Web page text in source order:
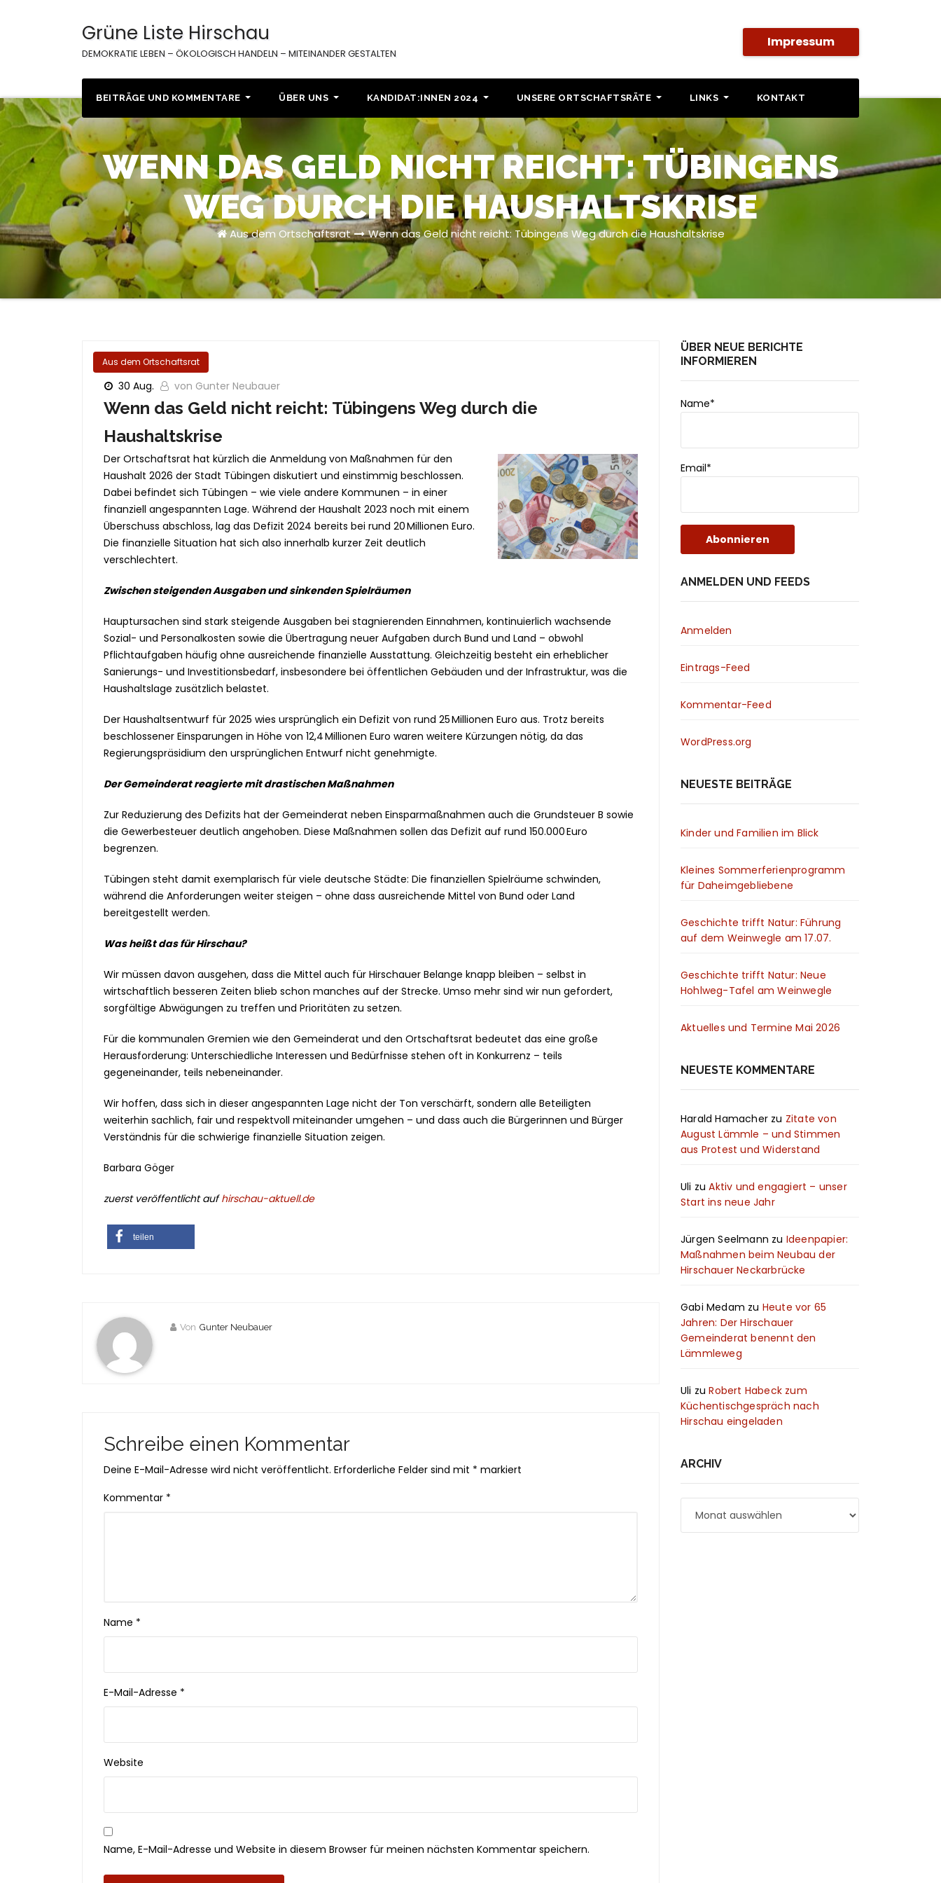
Grüne Liste Hirschau
DEMOKRATIE LEBEN – ÖKOLOGISCH HANDELN – MITEINANDER GESTALTEN
Impressum
BEITRÄGE UND KOMMENTARE ÜBER UNS KANDIDAT:INNEN 2024 UNSERE ORTSCHAFTSRÄTE LINKS KONTAKT
WENN DAS GELD NICHT REICHT: TÜBINGENS
WEG DURCH DIE HAUSHALTSKRISE
Aus dem Ortschaftsrat Wenn das Geld nicht reicht: Tübingens Weg durch die Haushaltskrise
Aus dem Ortschaftsrat
30 Aug. von Gunter Neubauer
Wenn das Geld nicht reicht: Tübingens Weg durch die
Haushaltskrise
Der Ortschaftsrat hat kürzlich die Anmeldung von Maßnahmen für den
Haushalt 2026 der Stadt Tübingen diskutiert und einstimmig beschlossen.
Dabei befindet sich Tübingen – wie viele andere Kommunen – in einer
finanziell angespannten Lage. Während der Haushalt 2023 noch mit einem
Überschuss abschloss, lag das Defizit 2024 bereits bei rund 20 Millionen Euro.
Die finanzielle Situation hat sich also innerhalb kurzer Zeit deutlich
verschlechtert.
Zwischen steigenden Ausgaben und sinkenden Spielräumen
Hauptursachen sind stark steigende Ausgaben bei stagnierenden Einnahmen, kontinuierlich wachsende
Sozial- und Personalkosten sowie die Übertragung neuer Aufgaben durch Bund und Land – obwohl
Pflichtaufgaben häufig ohne ausreichende finanzielle Ausstattung. Gleichzeitig besteht ein erheblicher
Sanierungs- und Investitionsbedarf, insbesondere bei öffentlichen Gebäuden und der Infrastruktur, was die
Haushaltslage zusätzlich belastet.
Der Haushaltsentwurf für 2025 wies ursprünglich ein Defizit von rund 25 Millionen Euro aus. Trotz bereits
beschlossener Einsparungen in Höhe von 12,4 Millionen Euro waren weitere Kürzungen nötig, da das
Regierungspräsidium den ursprünglichen Entwurf nicht genehmigte.
Der Gemeinderat reagierte mit drastischen Maßnahmen
Zur Reduzierung des Defizits hat der Gemeinderat neben Einsparmaßnahmen auch die Grundsteuer B sowie
die Gewerbesteuer deutlich angehoben. Diese Maßnahmen sollen das Defizit auf rund 150.000 Euro
begrenzen.
Tübingen steht damit exemplarisch für viele deutsche Städte: Die finanziellen Spielräume schwinden,
während die Anforderungen weiter steigen – ohne dass ausreichende Mittel von Bund oder Land
bereitgestellt werden.
Was heißt das für Hirschau?
Wir müssen davon ausgehen, dass die Mittel auch für Hirschauer Belange knapp bleiben – selbst in
wirtschaftlich besseren Zeiten blieb schon manches auf der Strecke. Umso mehr sind wir nun gefordert,
sorgfältige Abwägungen zu treffen und Prioritäten zu setzen.
Für die kommunalen Gremien wie den Gemeinderat und den Ortschaftsrat bedeutet das eine große
Herausforderung: Unterschiedliche Interessen und Bedürfnisse stehen oft in Konkurrenz – teils
gegeneinander, teils nebeneinander.
Wir hoffen, dass sich in dieser angespannten Lage nicht der Ton verschärft, sondern alle Beteiligten
weiterhin sachlich, fair und respektvoll miteinander umgehen – und dass auch die Bürgerinnen und Bürger
Verständnis für die schwierige finanzielle Situation zeigen.
Barbara Göger
zuerst veröffentlicht aufhirschau-aktuell.de
teilen
Von Gunter Neubauer
Schreibe einen Kommentar
Deine E-Mail-Adresse wird nicht veröffentlicht. Erforderliche Felder sind mit * markiert
Kommentar *
Name *
E-Mail-Adresse *
Website
Name, E-Mail-Adresse und Website in diesem Browser für meinen nächsten Kommentar speichern.
ÜBER NEUE BERICHTE
INFORMIEREN
Name*
Email*
ANMELDEN UND FEEDS
Anmelden
Eintrags-Feed
Kommentar-Feed
WordPress.org
NEUESTE BEITRÄGE
Kinder und Familien im Blick
Kleines Sommerferienprogramm
für Daheimgebliebene
Geschichte trifft Natur: Führung
auf dem Weinwegle am 17.07.
Geschichte trifft Natur: Neue
Hohlweg-Tafel am Weinwegle
Aktuelles und Termine Mai 2026
NEUESTE KOMMENTARE
Harald Hamacher zu Zitate von
August Lämmle – und Stimmen
aus Protest und Widerstand
Uli zuAktiv und engagiert – unser
Start ins neue Jahr
Jürgen Seelmann zu Ideenpapier:
Maßnahmen beim Neubau der
Hirschauer Neckarbrücke
Gabi Medam zu Heute vor 65
Jahren: Der Hirschauer
Gemeinderat benennt den
Lämmleweg
Uli zuRobert Habeck zum
Küchentischgespräch nach
Hirschau eingeladen
ARCHIV